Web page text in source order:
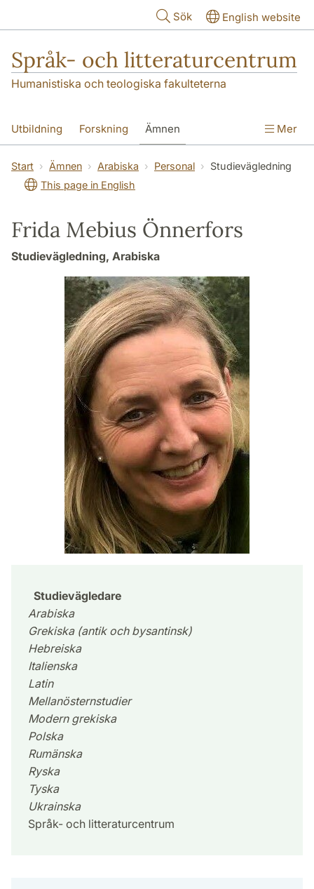
Sök English website
Språk- och litteraturcentrum
Humanistiska och teologiska fakulteterna
Utbildning Forskning Ämnen
SOL-husen Kontakt Institutionen
översättning till svenska
Mer
Start Ämnen Arabiska Personal
Studievägledning
This page in English
Frida Mebius Önnerfors
Studievägledning, Arabiska
Studievägledare
Arabiska
Grekiska (antik och bysantinsk)
Hebreiska
Italienska
Latin
Mellanösternstudier
Modern grekiska
Polska
Rumänska
Ryska
Tyska
Ukrainska
Språk- och litteraturcentrum